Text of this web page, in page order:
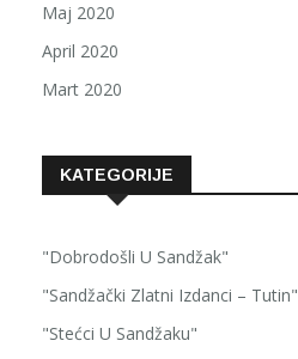
Maj 2020
April 2020
Mart 2020
KATEGORIJE
"Dobrodošli U Sandžak"
"Sandžački Zlatni Izdanci – Tutin"
"Stećci U Sandžaku"